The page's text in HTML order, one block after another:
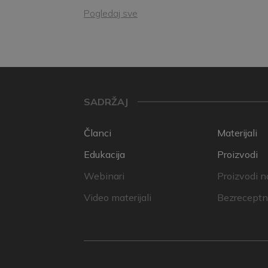
Pogledaj sve
SADRŽAJ
Članci
Edukacija
Webinari
Video materijali
Materijali
Proizvodi
Proizvodi